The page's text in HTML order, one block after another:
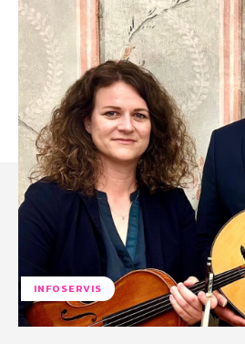
INFOSERVIS